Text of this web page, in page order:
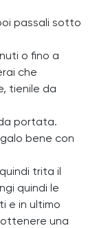
passali sotto
o fino a
che
tienile da
portata.
bene con
trita il
quindi le
e in ultimo
ottenere una